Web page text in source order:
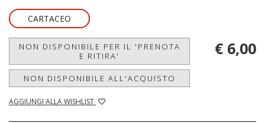
CARTACEO
NON DISPONIBILE PER IL 'PRENOTA
E RITIRA'
NON DISPONIBILE ALL'ACQUISTO
AGGIUNGI ALLA WISHLIST
€ 6,00